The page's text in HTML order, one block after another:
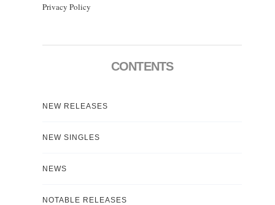
Privacy Policy
CONTENTS
NEW RELEASES
NEW SINGLES
NEWS
NOTABLE RELEASES